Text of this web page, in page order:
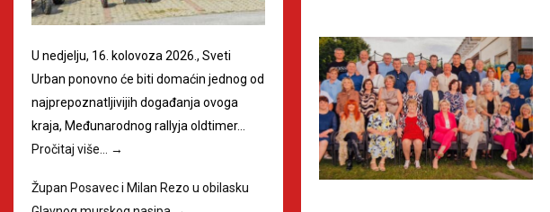
U nedjelju, 16. kolovoza 2026., Sveti
Urban ponovno će biti domaćin jednog od
najprepoznatljivijih događanja ovoga
kraja, Međunarodnog rallyja oldtimer…
Pročitaj više…
→
Župan Posavec i Milan Rezo u obilasku